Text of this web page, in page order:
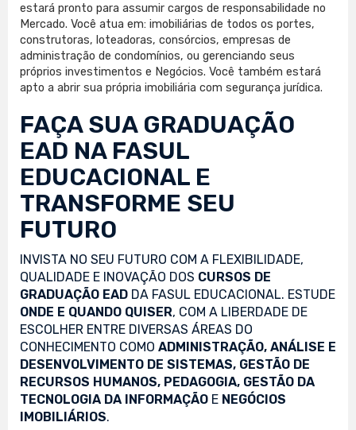
estará pronto para assumir cargos de responsabilidade no
Mercado. Você atua em: imobiliárias de todos os portes,
construtoras, loteadoras, consórcios, empresas de
administração de condomínios, ou gerenciando seus
próprios investimentos e Negócios. Você também estará
apto a abrir sua própria imobiliária com segurança jurídica.
FAÇA SUA GRADUAÇÃO
EAD NA FASUL
EDUCACIONAL E
TRANSFORME SEU
FUTURO
INVISTA NO SEU FUTURO COM A FLEXIBILIDADE,
QUALIDADE E INOVAÇÃO DOS CURSOS DE
GRADUAÇÃO EAD DA FASUL EDUCACIONAL. ESTUDE
ONDE E QUANDO QUISER, COM A LIBERDADE DE
ESCOLHER ENTRE DIVERSAS ÁREAS DO
CONHECIMENTO COMO ADMINISTRAÇÃO, ANÁLISE E
DESENVOLVIMENTO DE SISTEMAS, GESTÃO DE
RECURSOS HUMANOS, PEDAGOGIA, GESTÃO DA
TECNOLOGIA DA INFORMAÇÃO E NEGÓCIOS
IMOBILIÁRIOS.